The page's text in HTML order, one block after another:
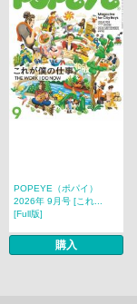
POPEYE（ポパイ）
2026年 9月号 [これ...
[Full版]
購入